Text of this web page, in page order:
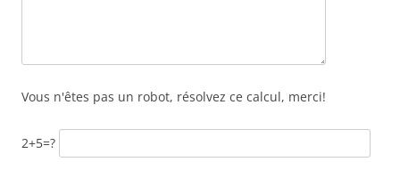
Vous n'êtes pas un robot, résolvez ce calcul, merci!
2+5=?